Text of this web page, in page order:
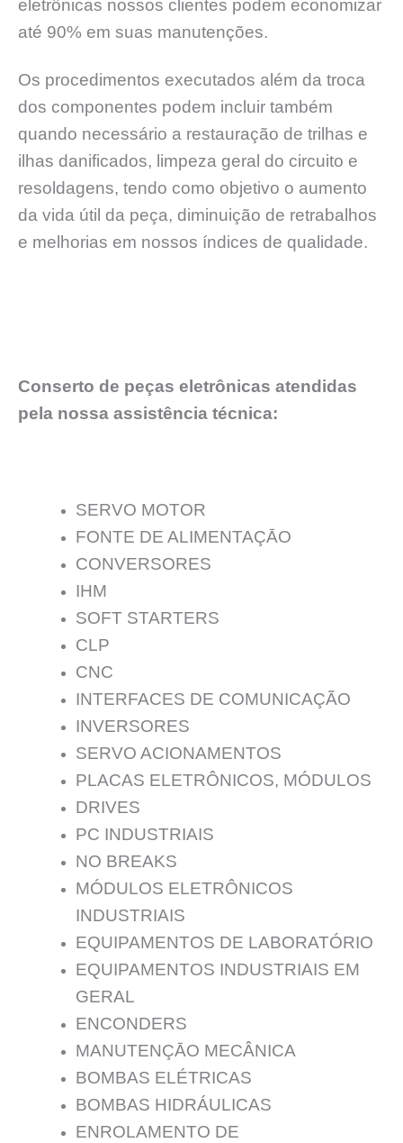
eletrônicas nossos clientes podem economizar
até 90% em suas manutenções.
Os procedimentos executados além da troca
dos componentes podem incluir também
quando necessário a restauração de trilhas e
ilhas danificados, limpeza geral do circuito e
resoldagens, tendo como objetivo o aumento
da vida útil da peça, diminuição de retrabalhos
e melhorias em nossos índices de qualidade.
Conserto de peças eletrônicas atendidas
pela nossa assistência técnica:
SERVO MOTOR
FONTE DE ALIMENTAÇĀO
CONVERSORES
IHM
SOFT STARTERS
CLP
CNC
INTERFACES DE COMUNICAÇÃO
INVERSORES
SERVO ACIONAMENTOS
PLACAS ELETRÔNICOS, MÓDULOS
DRIVES
PC INDUSTRIAIS
NO BREAKS
MÓDULOS ELETRÔNICOS
INDUSTRIAIS
EQUIPAMENTOS DE LABORATÓRIO
EQUIPAMENTOS INDUSTRIAIS EM
GERAL
ENCONDERS
MANUTENÇĀO MECÂNICA
BOMBAS ELÉTRICAS
BOMBAS HIDRÁULICAS
ENROLAMENTO DE